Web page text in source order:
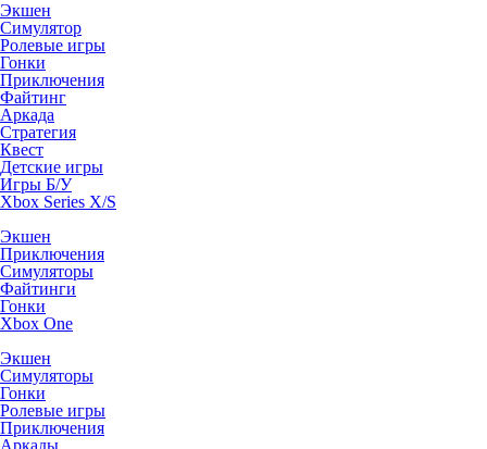
Экшен
Симулятор
Ролевые игры
Гонки
Приключения
Файтинг
Аркада
Стратегия
Квест
Детские игры
Игры Б/У
Xbox Series X/S
Экшен
Приключения
Симуляторы
Файтинги
Гонки
Xbox One
Экшен
Симуляторы
Гонки
Ролевые игры
Приключения
Аркады